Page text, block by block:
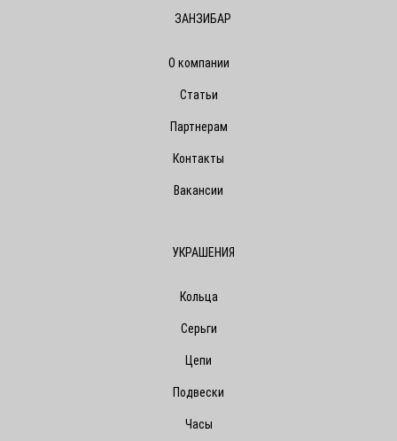
ЗАНЗИБАР
О компании
Статьи
Партнерам
Контакты
Вакансии
УКРАШЕНИЯ
Кольца
Серьги
Цепи
Подвески
Часы